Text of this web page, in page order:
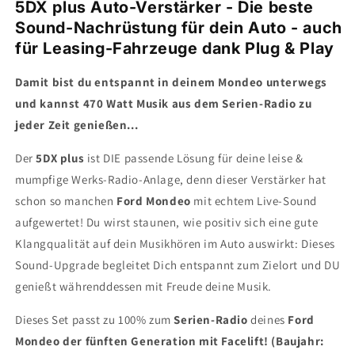
5DX plus Auto-Verstärker - Die beste
Sound-Nachrüstung für dein Auto - auch
für Leasing-Fahrzeuge dank Plug & Play
Damit bist du entspannt in deinem Mondeo unterwegs
und kannst 470 Watt Musik aus dem Serien-Radio zu
jeder Zeit genießen...
Der5DX plus ist DIE passende Lösung für deine leise &
mumpfige Werks-Radio-Anlage, denn dieser Verstärker hat
schon so manchen Ford Mondeo mit echtem Live-Sound
aufgewertet! Du wirst staunen, wie positiv sich eine gute
Klangqualität auf dein Musikhören im Auto auswirkt: Dieses
Sound-Upgrade begleitet Dich entspannt zum Zielort und DU
genießt währenddessen mit Freude deine Musik.
Dieses Set passt zu 100% zumSerien-Radio deines Ford
Mondeo der fünften Generation mit Facelift! (Baujahr: